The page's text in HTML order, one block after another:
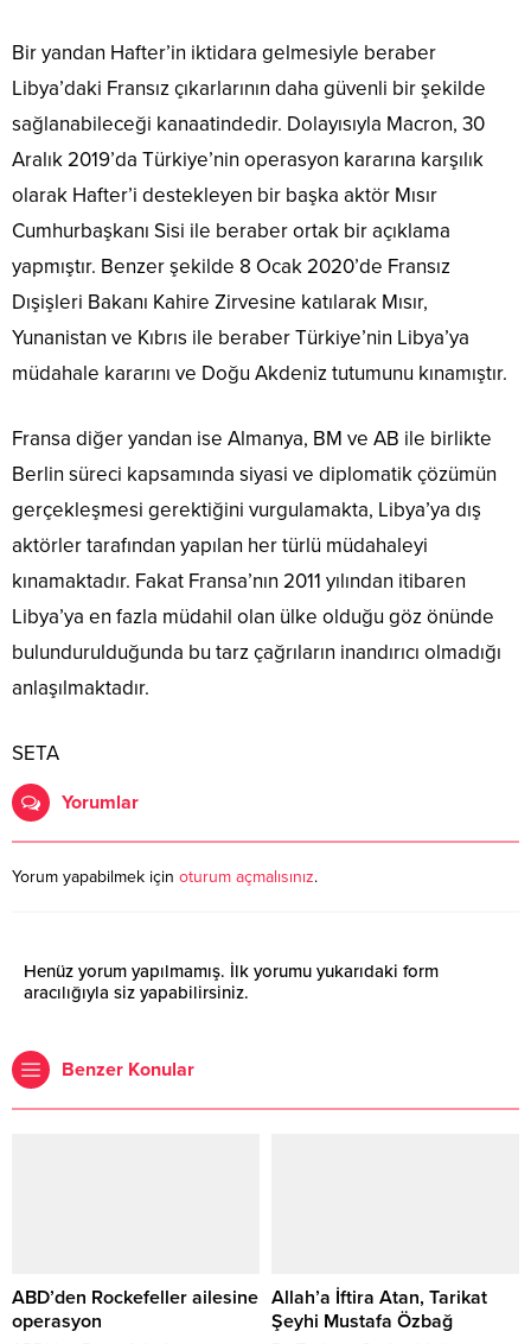
Bir yandan Hafter’in iktidara gelmesiyle beraber
Libya’daki Fransız çıkarlarının daha güvenli bir şekilde
sağlanabileceği kanaatindedir. Dolayısıyla Macron, 30
Aralık 2019’da Türkiye’nin operasyon kararına karşılık
olarak Hafter’i destekleyen bir başka aktör Mısır
Cumhurbaşkanı Sisi ile beraber ortak bir açıklama
yapmıştır. Benzer şekilde 8 Ocak 2020’de Fransız
Dışişleri Bakanı Kahire Zirvesine katılarak Mısır,
Yunanistan ve Kıbrıs ile beraber Türkiye’nin Libya’ya
müdahale kararını ve Doğu Akdeniz tutumunu kınamıştır.
Fransa diğer yandan ise Almanya, BM ve AB ile birlikte
Berlin süreci kapsamında siyasi ve diplomatik çözümün
gerçekleşmesi gerektiğini vurgulamakta, Libya’ya dış
aktörler tarafından yapılan her türlü müdahaleyi
kınamaktadır. Fakat Fransa’nın 2011 yılından itibaren
Libya’ya en fazla müdahil olan ülke olduğu göz önünde
bulundurulduğunda bu tarz çağrıların inandırıcı olmadığı
anlaşılmaktadır.
SETA
Yorumlar
Yorum yapabilmek için oturum açmalısınız.
Henüz yorum yapılmamış. İlk yorumu yukarıdaki form
aracılığıyla siz yapabilirsiniz.
Benzer Konular
ABD’den Rockefeller ailesine
operasyon
Allah’a İftira Atan, Tarikat
Şeyhi Mustafa Özbağ